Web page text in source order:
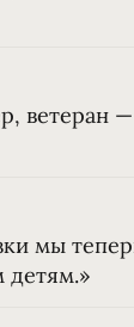
ветеран
мы
детям.»